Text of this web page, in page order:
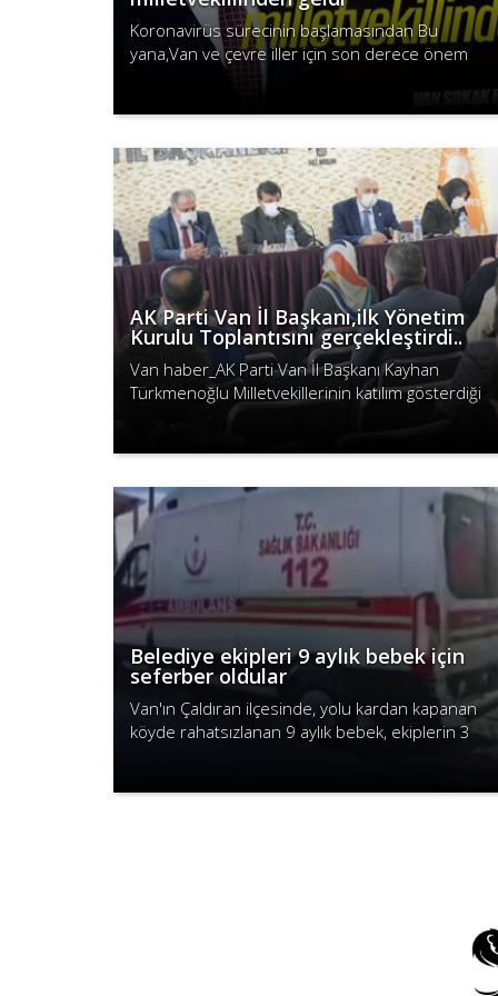
Koronavirüs sürecinin başlamasından Bu
yana,Van ve çevre iller için son derece önem
taşıyan kapıköy sınır kapısı için bir bir öneride
AK Parti Van İl Başkanı,ilk Yönetim
Kurulu Toplantısını gerçekleştirdi..
Van haber_AK Parti Van İl Başkanı Kayhan
Türkmenoğlu Milletvekillerinin katılım gösterdiği
ilk Yönetim Kurulu Toplantısını gerçekleştirdi.
Belediye ekipleri 9 aylık bebek için
seferber oldular
Van'ın Çaldıran ilçesinde, yolu kardan kapanan
köyde rahatsızlanan 9 aylık bebek, ekiplerin 3